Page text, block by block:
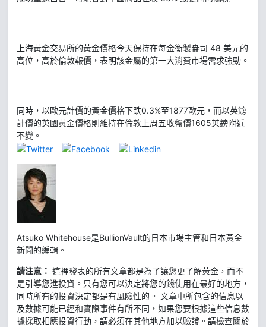
上海黃金交易所的黃金價格今天保持在每金衡製盎司 48 美元的
高位，高於倫敦報價，表明該金屬的第一大消費市場需求強勁。
同時，以歐元計價的黃金價格下跌0.3%至1877歐元，而以英鎊
計價的英國黃金價格則維持在倫敦上周五收盤價1605英鎊附近
不變。
Atsuko Whitehouse是BullionVault的日本市場主管和日本黃金
新聞的編輯。
請注意： 這裡發表的所有文章都是為了讓您更了解黃金，而不
是引導您進投資。只有您可以決定將您的錢使用在最好的地方，
同時所有的投資決定都是有風險性的。 文章中所包含的信息以
及數據可能已經和實際事件有所不同，如果您要根據這些信息數
據採取相應投資行動，請必須在其他地方加以驗證。請檢查關於